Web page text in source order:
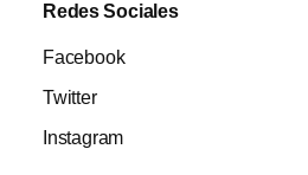
Redes Sociales
Facebook
Twitter
Instagram